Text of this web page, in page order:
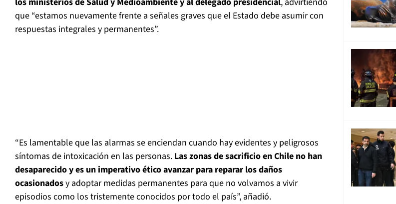
que “estamos nuevamente frente a señales graves que el Estado debe asumir con
respuestas integrales y permanentes”.
“Es lamentable que las alarmas se enciendan cuando hay evidentes y peligrosos
síntomas de intoxicación en las personas. Las zonas de sacrificio en Chile no han
desaparecido y es un imperativo ético avanzar para reparar los daños
ocasionadosy adoptar medidas permanentes para que no volvamos a vivir
episodios como los tristemente conocidos por todo el país”, añadió.